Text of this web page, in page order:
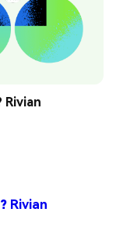
Rivian
Rivian